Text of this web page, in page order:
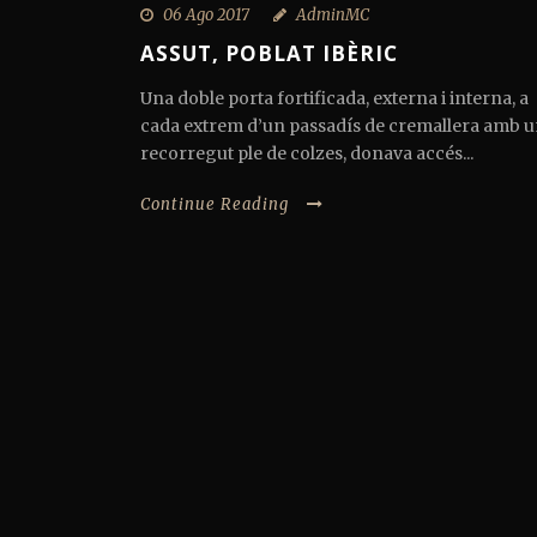
06 Ago 2017 AdminMC
ASSUT, POBLAT IBÈRIC
Una doble porta fortificada, externa i interna, a
cada extrem d’un passadís de cremallera amb
recorregut ple de colzes, donava accés...
Continue Reading